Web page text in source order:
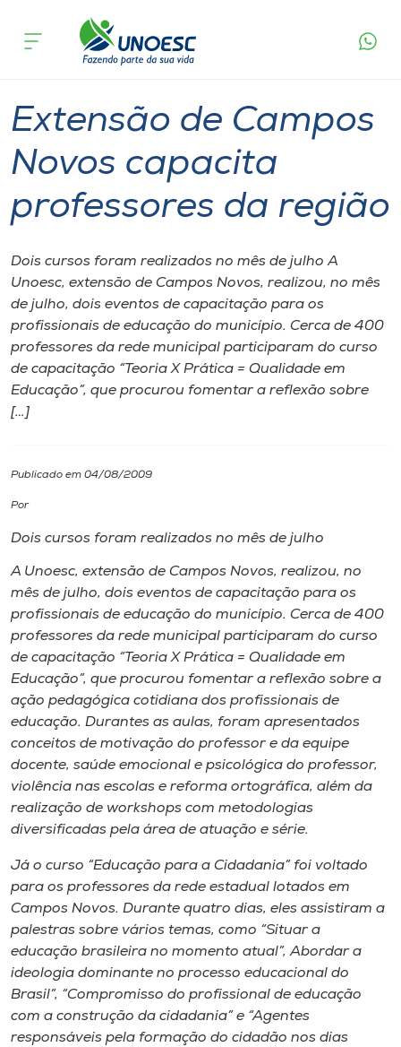
Cursos
Pesquisa
Atendimento ao Estudante
Portal de Ensino
A
Unoesc
Internacionalização
Cultura
CPA
Biblioteca
Editora
Rádio
Museu
Unoesc
Store
Selecione
o idioma
acontece
Extensão de Campos
Novos capacita
professores da região
Dois cursos foram realizados no mês de julho A
Unoesc, extensão de Campos Novos, realizou, no mês
de julho, dois eventos de capacitação para os
profissionais de educação do município. Cerca de 400
professores da rede municipal participaram do curso
de capacitação “Teoria X Prática = Qualidade em
Educação”, que procurou fomentar a reflexão sobre
[…]
Publicado em 04/08/2009
Por
Dois cursos foram realizados no mês de julho
A Unoesc, extensão de Campos Novos, realizou, no
mês de julho, dois eventos de capacitação para os
profissionais de educação do município. Cerca de 400
professores da rede municipal participaram do curso
de capacitação “Teoria X Prática = Qualidade em
Educação”, que procurou fomentar a reflexão sobre a
ação pedagógica cotidiana dos profissionais de
educação. Durantes as aulas, foram apresentados
conceitos de motivação do professor e da equipe
docente, saúde emocional e psicológica do professor,
violência nas escolas e reforma ortográfica, além da
realização de workshops com metodologias
diversificadas pela área de atuação e série.
Já o curso “Educação para a Cidadania” foi voltado
para os professores da rede estadual lotados em
Campos Novos. Durante quatro dias, eles assistiram a
palestras sobre vários temas, como “Situar a
educação brasileira no momento atual”, Abordar a
ideologia dominante no processo educacional do
Brasil”, “Compromisso do profissional de educação
com a construção da cidadania” e “Agentes
responsáveis pela formação do cidadão nos dias